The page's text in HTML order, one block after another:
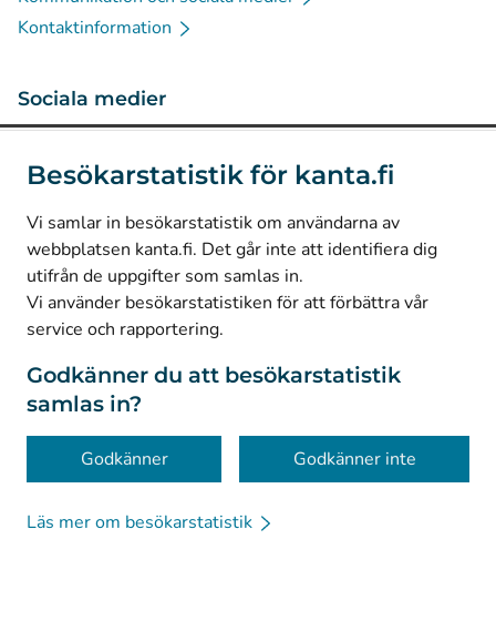
Besökarstatistik för kanta.fi
Vi samlar in besökarstatistik om användarna av
webbplatsen kanta.fi. Det går inte att identifiera dig
utifrån de uppgifter som samlas in.
Vi använder besökarstatistiken för att förbättra vår
service och rapportering.
Godkänner du att besökarstatistik
samlas in?
Godkänner Godkänner inte
Läs mer om besökarstatistik
Kontaktinformation
Sociala medier
LinkedIn(Avautuu uuteen välilehteen)
Facebook
Avautuu uuteen välilehteen)
© Kanta-Palvelut, Kansaneläkelaitos
Dataskydd
Om webbplatsen
Tillgänglighet
Kakor